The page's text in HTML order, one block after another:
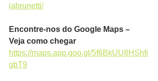
iabrunetti/
Encontre-nos do Google Maps –
Veja como chegar
https://maps.app.goo.gl/5f6BkUU8HShfi
gbT9